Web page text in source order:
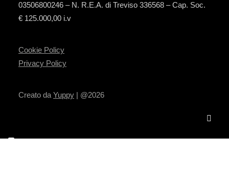
03506800246 – N. R.E.A. di Treviso 336568 – Cap. Soc.
€ 125.000,00 i.v
Cookie Policy
Privacy Policy
Creato da Yuppy | @2026